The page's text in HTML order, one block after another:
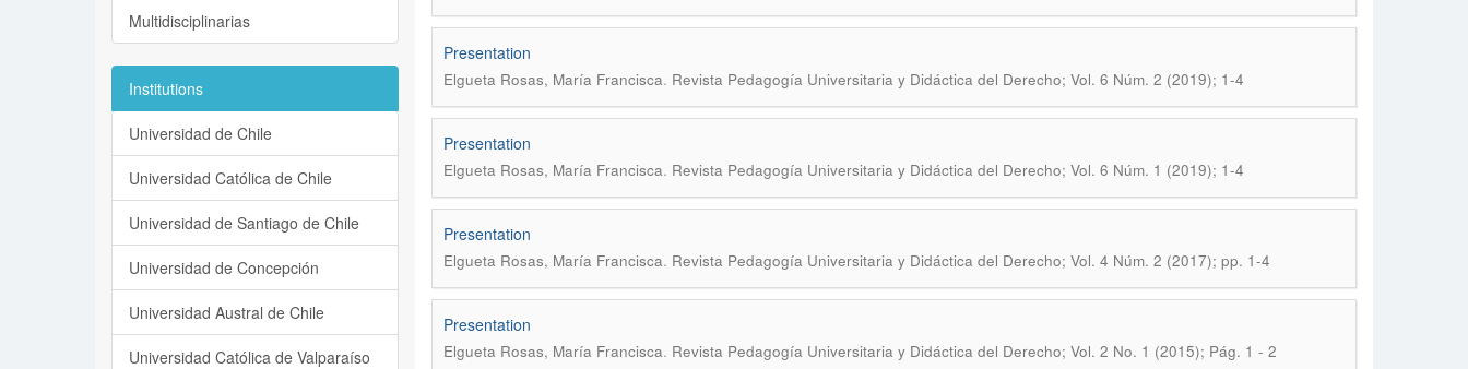
Presentation
Elgueta Rosas, María Francisca. Revista Pedagogía Universitaria y Didáctica del Derecho; Vol. 6 Núm. 2 (2019); 1-4
Presentation
Elgueta Rosas, María Francisca. Revista Pedagogía Universitaria y Didáctica del Derecho; Vol. 6 Núm. 1 (2019); 1-4
Presentation
Elgueta Rosas, María Francisca. Revista Pedagogía Universitaria y Didáctica del Derecho; Vol. 4 Núm. 2 (2017); pp. 1-4
Presentation
Elgueta Rosas, María Francisca. Revista Pedagogía Universitaria y Didáctica del Derecho; Vol. 2 No. 1 (2015); Pág. 1 - 2
Multidisciplinarias
Institutions
Universidad de Chile
Universidad Católica de Chile
Universidad de Santiago de Chile
Universidad de Concepción
Universidad Austral de Chile
Universidad Católica de Valparaíso